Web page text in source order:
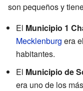
son pequeños y
El Municipio 1
Mecklenburg era
habitantes.
El Municipio de
era uno de los